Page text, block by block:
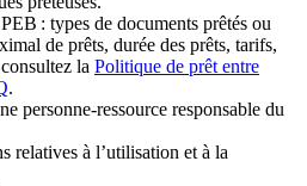
: types de documents prêtés ou
de prêts, durée des prêts, tarifs,
la Politique de prêt entre
.
personne-ressource responsable du
relatives à l’utilisation et à la